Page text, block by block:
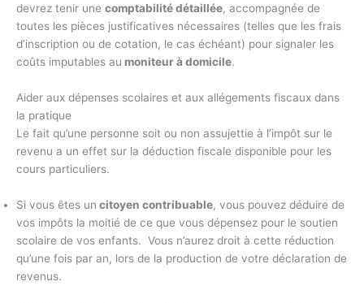
devrez tenir une comptabilité détaillée, accompagnée de
toutes les pièces justificatives nécessaires (telles que les frais
d’inscription ou de cotation, le cas échéant) pour signaler les
coûts imputables au moniteur à domicile.
Aider aux dépenses scolaires et aux allégements fiscaux dans
la pratique
Le fait qu’une personne soit ou non assujettie à l’impôt sur le
revenu a un effet sur la déduction fiscale disponible pour les
cours particuliers.
Si vous êtes un citoyen contribuable, vous pouvez déduire de
vos impôts la moitié de ce que vous dépensez pour le soutien
scolaire de vos enfants. Vous n’aurez droit à cette réduction
qu’une fois par an, lors de la production de votre déclaration de
revenus.